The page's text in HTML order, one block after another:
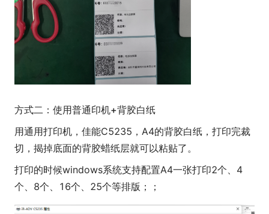
方式二：使用普通印机+背胶白纸
用通用打印机，佳能C5235，A4的背胶白纸，打印完裁
切，揭掉底面的背胶蜡纸层就可以粘贴了。
打印的时候windows系统支持配置A4一张打印2个、4
个、8个、16个、25个等排版；；